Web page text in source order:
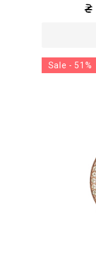
Sale - 51%